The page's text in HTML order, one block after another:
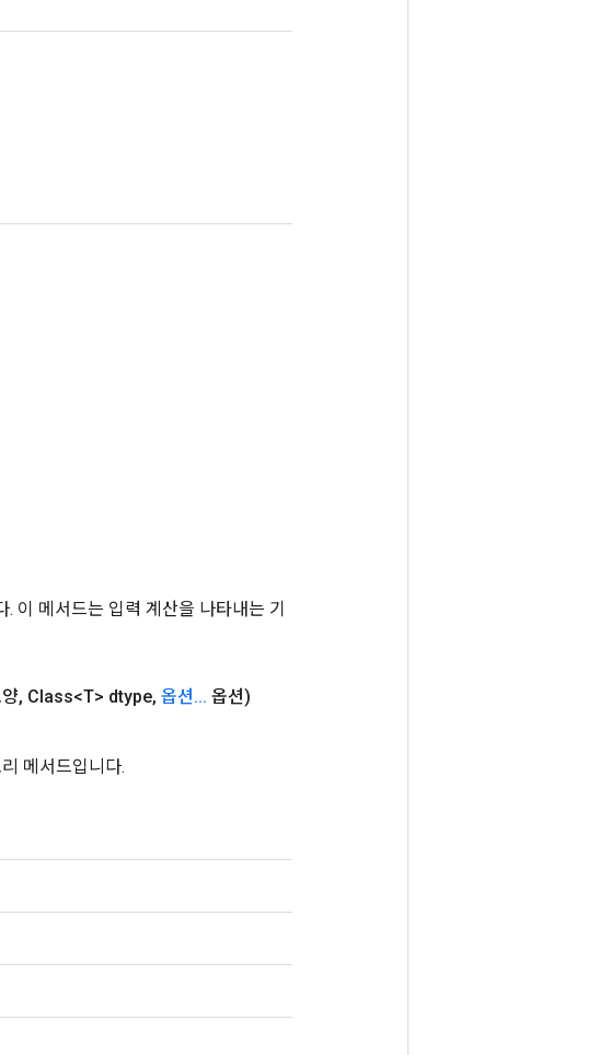
이 메서드는 입력 계산을 나타내는 기
, Class<T> dtype, 옵션... 옵션)
메서드입니다.